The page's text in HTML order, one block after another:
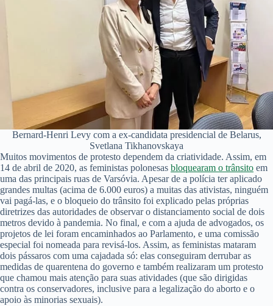
Bernard-Henri Levy com a ex-candidata presidencial de Belarus,
Svetlana Tikhanovskaya
Muitos movimentos de protesto dependem da criatividade. Assim, em
14 de abril de 2020, as feministas polonesas bloquearam o trânsito em
uma das principais ruas de Varsóvia. Apesar de a polícia ter aplicado
grandes multas (acima de 6.000 euros) a muitas das ativistas, ninguém
vai pagá-las, e o bloqueio do trânsito foi explicado pelas próprias
diretrizes das autoridades de observar o distanciamento social de dois
metros devido à pandemia. No final, e com a ajuda de advogados, os
projetos de lei foram encaminhados ao Parlamento, e uma comissão
especial foi nomeada para revisá-los. Assim, as feministas mataram
dois pássaros com uma cajadada só: elas conseguiram derrubar as
medidas de quarentena do governo e também realizaram um protesto
que chamou mais atenção para suas atividades (que são dirigidas
contra os conservadores, inclusive para a legalização do aborto e o
apoio às minorias sexuais).